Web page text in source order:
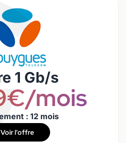
1 Gb/s
mois
: 12 mois
Voir l'offre